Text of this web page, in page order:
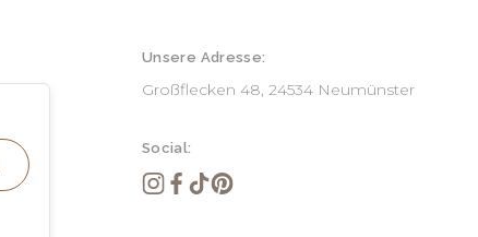
Unsere Adresse:
Großflecken 48, 24534 Neumünster
Social: